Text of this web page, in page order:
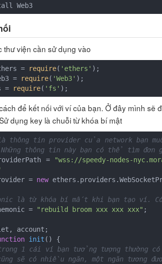
thư viện cần sử dụng vào
= require( 'ethers'
= require( 'Web3'
= require( 'fs'
để kết nối với ví của bạn. Ở đây mình sẽ
dụng key là chuỗi từ khóa bí mật
thông tin provider của network bạn
Những thông tin này bạn có thể tìm đơn
=
"wss://speedy-nodes-
= new
là từ khóa bí mất khi bạn tạo ví.
= "rebuild broom xxx xxx xxx" ;
init ( ) {
1 cái ví bạn tưởng tượng thường
sẽ có nhiều ngăn, một ngăn tương